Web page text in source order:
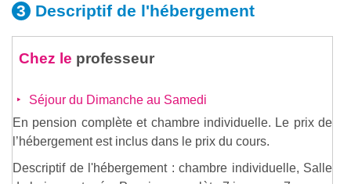
Descriptif de l'hébergement
Chez le professeur
Séjour du Dimanche au Samedi
En pension complète et chambre individuelle. Le prix de
l’hébergement est inclus dans le prix du cours.
Descriptif de l'hébergement : chambre individuelle, Salle